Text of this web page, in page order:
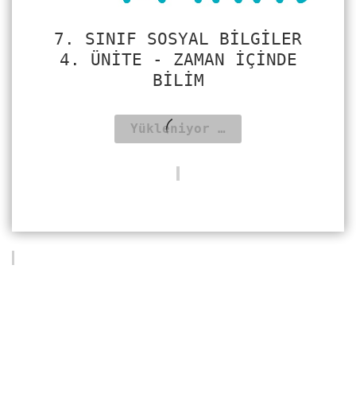
7. SINIF SOSYAL BILGILER
4. ÜNITE - ZAMAN İÇINDE
BILIM